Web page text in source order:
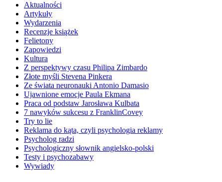
Aktualności
Artykuły
Wydarzenia
Recenzje książek
Felietony
Zapowiedzi
Kultura
Z perspektywy czasu Philipa Zimbardo
Złote myśli Stevena Pinkera
Ze świata neuronauki Antonio Damasio
Ujawnione emocje Paula Ekmana
Praca od podstaw Jarosława Kulbata
7 nawyków sukcesu z FranklinCovey
Try to lie
Reklama do kąta, czyli psychologia reklamy
Psycholog radzi
Psychologiczny słownik angielsko-polski
Testy i psychozabawy
Wywiady